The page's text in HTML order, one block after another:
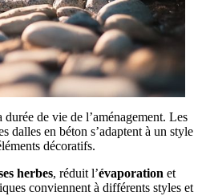
de vie de l’aménagement. Les
dalles en béton s’adaptent à un style
décoratifs.
herbes, réduit l’évaporation et
conviennent à différents styles et